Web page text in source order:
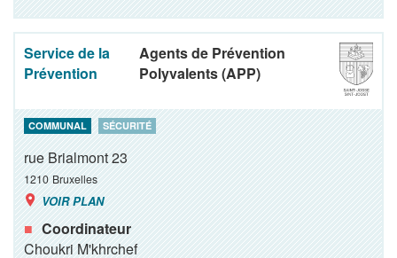
Service de la
Prévention
Agents de Prévention
Polyvalents (APP)
COMMUNAL SÉCURITÉ
rue Brialmont 23
1210 Bruxelles
VOIR PLAN
Coordinateur
Choukri M'khrchef